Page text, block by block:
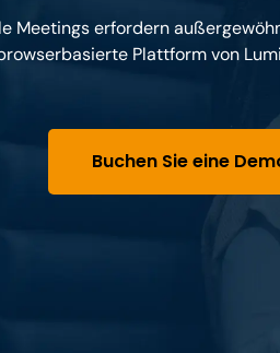
Meetings erfordern
Plattform von
Buchen Sie eine